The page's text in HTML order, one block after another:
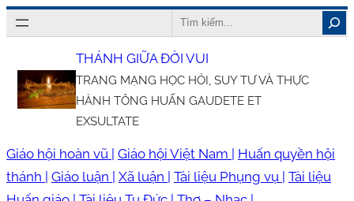
Chuyển
đến
nội
dung
Search
THÁNH GIỮA ĐỜI VUI
TRANG MẠNG HỌC HỎI, SUY TƯ VÀ THỰC
HÀNH TÔNG HUẤN GAUDETE ET
EXSULTATE
Giáo hội hoàn vũ | Giáo hội Việt Nam | Huấn quyền hội
thánh | Giáo luận | Xã luận | Tài liệu Phụng vụ | Tài liệu